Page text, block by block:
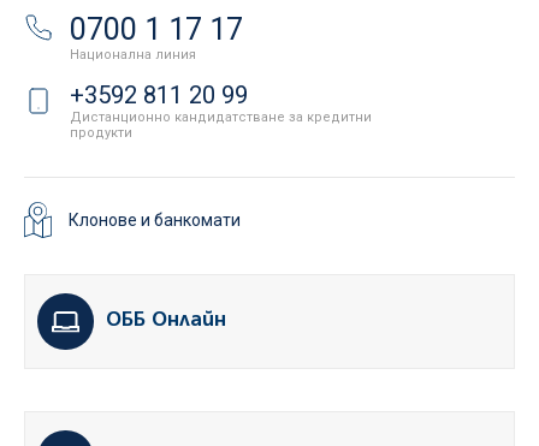
0700 1 17 17
Национална линия
+3592 811 20 99
Дистанционно кандидатстване за кредитни
продукти
Клонове и банкомати
ОББ Онлайн